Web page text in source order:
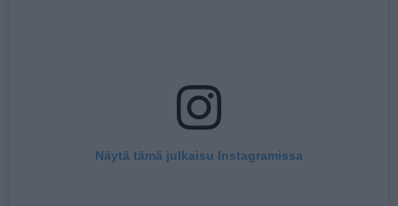
Näytä tämä julkaisu Instagramissa